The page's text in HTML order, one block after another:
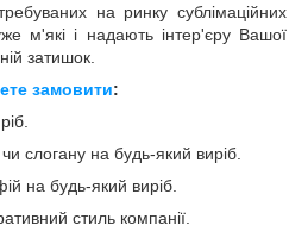
на ринку сублімаційних
м'які і надають інтер'єру Вашої
затишок.
замовити:
слогану на будь-який виріб.
на будь-який виріб.
стиль компанії.